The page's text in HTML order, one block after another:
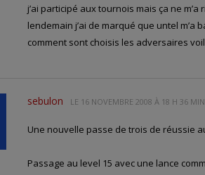
j’ai participé aux tournois mais ça ne
lendemain j’ai de marqué que untel m’a
comment sont choisis les adversaires
sebulon LE 16 NOVEMBRE 2008 À 18 H 36 MIN
Une nouvelle passe de trois de réussie
Passage au level 15 avec une lance